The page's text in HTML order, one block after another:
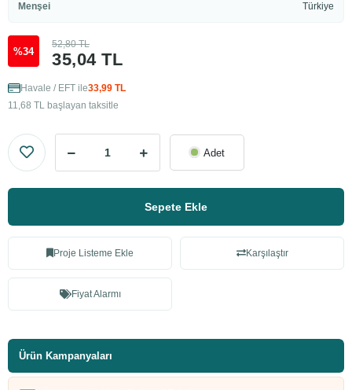
Menşei Türkiye
%34 35,04 TL
52,80 TL
Havale / EFT ile33,99 TL
11,68 TL başlayan taksitle
Adet
Sepete Ekle
Proje Listeme Ekle Karşılaştır
Fiyat Alarmı
Ürün Kampanyaları